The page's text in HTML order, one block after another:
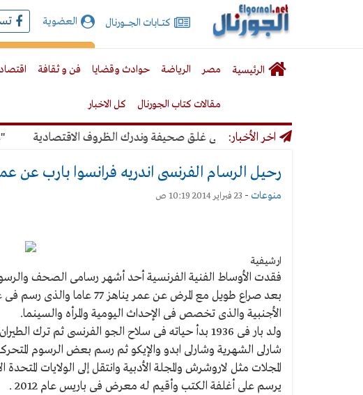
الجورنال
نت
كتـــابات الجـــــورنال العضوية
الرئيسية مصر الرياضة حوادث وقضايا فن و ثقافة اقتصاد
مقالات كتاب الجورنال كل الاخبار
اخر الأخبار:
لن نتخذ أي قرار يؤدي إلى غلق صحيفة وندرك الظروف الاقتصادية
رحيل الرسام الفرنسى اندريه فرانسوا بارب عن عمر 77
منوعات - 23 فبراير 2014 10:19 ص
ارشيفية
فقدت الأوساط الفنية الفرنسية أحد أشهر رسامى الصحف
بعد صراع طويل مع المرض عن
الأجنبية والذى تخصص فى الإحداث اليومية والمرأه والسينما.
يرسم على أغلفة الكتب وأقيم له معرض فى باريس عام 2012 .